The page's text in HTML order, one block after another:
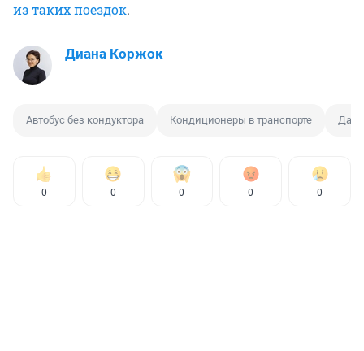
из таких поездок.
Диана Коржок
Автобус без кондуктора Кондиционеры в транспорте
0 0 0 0 0